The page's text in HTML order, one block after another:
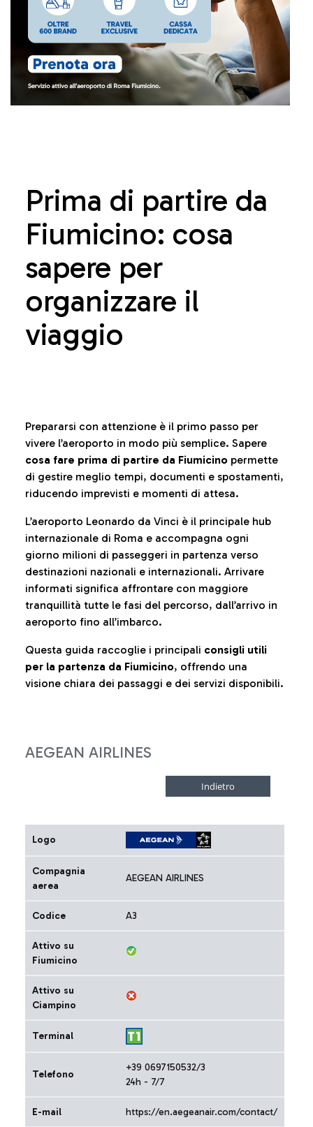
Prima di partire da
Fiumicino: cosa
sapere per
organizzare il
viaggio
Prepararsi con attenzione è il primo passo per
vivere l’aeroporto in modo più semplice. Sapere
cosa fare prima di partire da Fiumicino permette
di gestire meglio tempi, documenti e spostamenti,
riducendo imprevisti e momenti di attesa.
L’aeroporto Leonardo da Vinci è il principale hub
internazionale di Roma e accompagna ogni
giorno milioni di passeggeri in partenza verso
destinazioni nazionali e internazionali. Arrivare
informati significa affrontare con maggiore
tranquillità tutte le fasi del percorso, dall’arrivo in
aeroporto fino all’imbarco.
Questa guida raccoglie i principali consigli utili
per la partenza da Fiumicino, offrendo una
visione chiara dei passaggi e dei servizi disponibili.
AEGEAN AIRLINES
Logo
Compagnia
aerea
AEGEAN AIRLINES
Codice A3
Attivo su
Fiumicino
Attivo su
Ciampino
Terminal
Telefono
+39 0697150532/3
24h - 7/7
E-mail https://en.aegeanair.com/contact/